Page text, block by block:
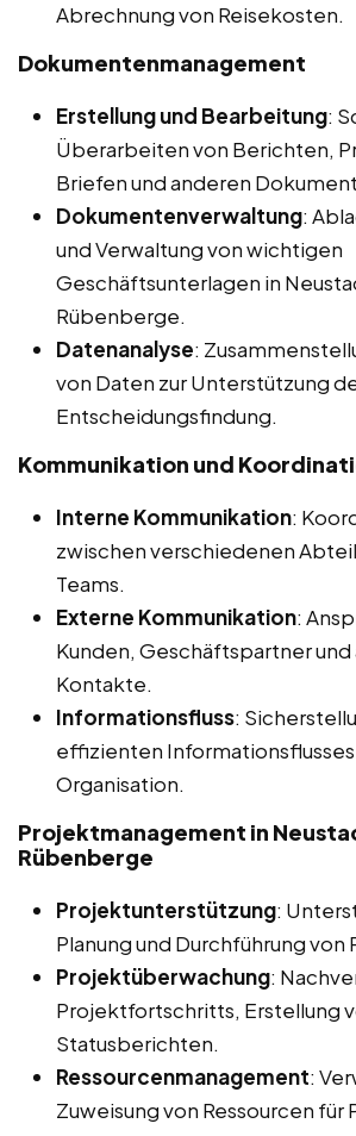
Abrechnung von Reisekosten.
Dokumentenmanagement
Erstellung und Bearbeitung:
Überarbeiten von Berichten,
Briefen und anderen
Dokumentenverwaltung:
und Verwaltung von wichtigen
Geschäftsunterlagen in
Rübenberge.
Datenanalyse:
von Daten zur Unterstützung
Entscheidungsfindung.
Kommunikation und
Interne Kommunikation:
zwischen verschiedenen
Teams.
Externe Kommunikation:
Kunden, Geschäftspartner
Kontakte.
Informationsfluss:
effizienten
Organisation.
Projektmanagement in
Rübenberge
Projektunterstützung:
Planung und Durchführung von
Projektüberwachung:
Projektfortschritts, Erstellung
Statusberichten.
Ressourcenmanagement:
Zuweisung von Ressourcen